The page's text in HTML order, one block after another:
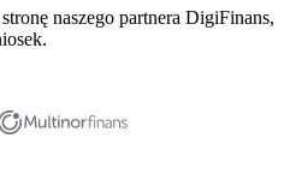
naszego partnera DigiFinans,